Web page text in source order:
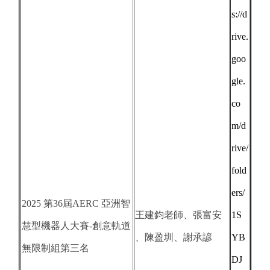
2025 第36屆AERC 亞洲智
慧型機器人大賽-創意軌道
無限制組第三名
王建鈞老師、張富安
、陳盈圳、謝承諺
s://d
rive.
goo
gle.
co
m/d
rive/
fold
ers/
1S
YB
DJ